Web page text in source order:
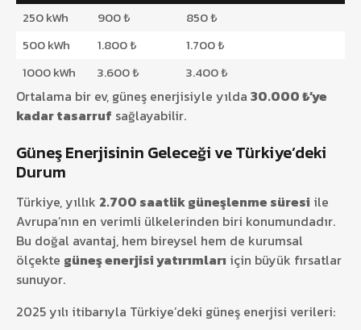
250 kWh 900 ₺
850 ₺
500 kWh
1.800 ₺
1.700 ₺
1000 kWh
3.600 ₺ 3.400 ₺
Ortalama bir ev, güneş enerjisiyle yılda 30.000 ₺’ye
kadar tasarruf sağlayabilir.
Güneş Enerjisinin Geleceği ve Türkiye’deki
Durum
Türkiye, yıllık 2.700 saatlik güneşlenme süresi ile
Avrupa’nın en verimli ülkelerinden biri konumundadır.
Bu doğal avantaj, hem bireysel hem de kurumsal
ölçekte güneş enerjisi yatırımları için büyük fırsatlar
sunuyor.
2025 yılı itibarıyla Türkiye’deki güneş enerjisi verileri: